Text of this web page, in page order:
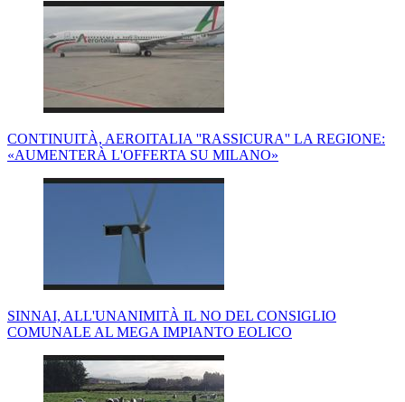
CONTINUITÀ, AEROITALIA ''RASSICURA'' LA REGIONE:
«AUMENTERÀ L'OFFERTA SU MILANO»
SINNAI, ALL'UNANIMITÀ IL NO DEL CONSIGLIO
COMUNALE AL MEGA IMPIANTO EOLICO